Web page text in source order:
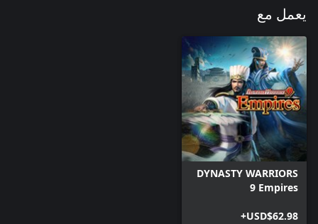
يعمل مع
DYNASTY WARRIORS
9 Empires
USD$62.98+